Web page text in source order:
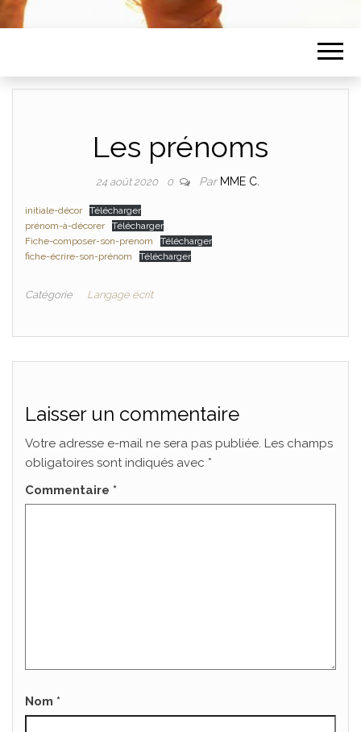
Les prénoms
24 août 2020 0 Par MME C.
initiale-décor
Télécharger
prénom-à-décorer
Télécharger
Fiche-composer-son-prenom
Télécharger
fiche-écrire-son-prénom
Télécharger
Catégorie Langage écrit
Laisser un commentaire
Votre adresse e-mail ne sera pas publiée. Les champs
obligatoires sont indiqués avec *
Commentaire *
Nom *